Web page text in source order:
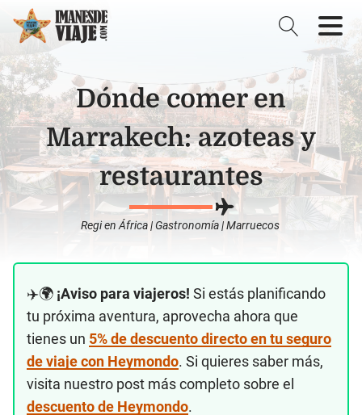
Dónde comer en
Marrakech: azoteas y
restaurantes
Regien África| Gastronomía|Marruecos
✈️🌍 ¡Aviso para viajeros! Si estás planificando
tu próxima aventura, aprovecha ahora que
tienes un 5% de descuento directo en tu seguro
de viaje con Heymondo. Si quieres saber más,
visita nuestro post más completo sobre el
descuento de Heymondo.